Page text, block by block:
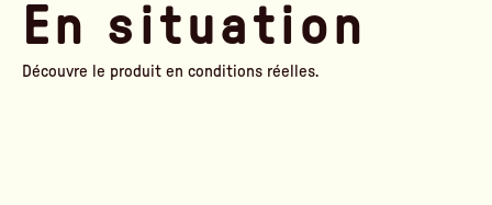
En situation
Découvre le produit en conditions réelles.